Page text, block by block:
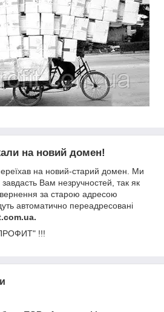
на новий домен!
на новий-старий домен. Ми
Вам незручностей, так як
за старою адресою
автоматично переадресовані
!!!